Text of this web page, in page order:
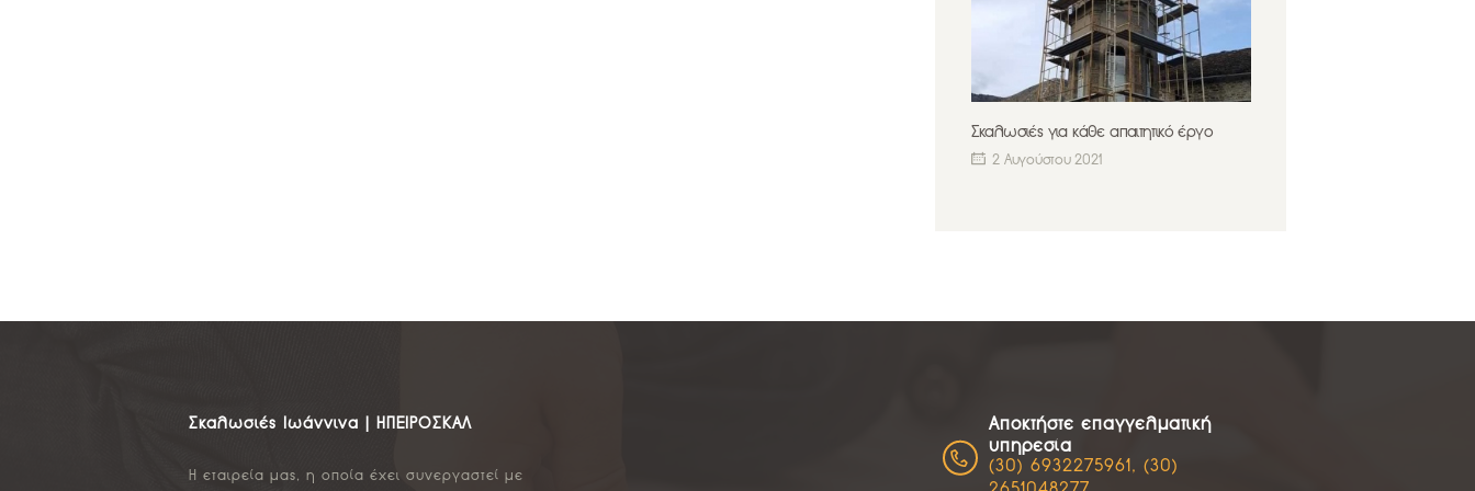
Σκαλωσιές για κάθε απαιτητικό έργο
2 Αυγούστου 2021
Σκαλωσιές Ιωάννινα | ΗΠΕΙΡΟΣΚΑΛ
Η εταιρεία μας, η οποία έχει συνεργαστεί με
Αποκτήστε επαγγελματική
υπηρεσία
(30) 6932275961, (30)